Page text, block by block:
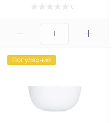
Популярний